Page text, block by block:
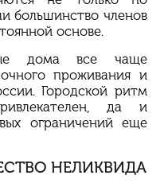
большинство членов
основе.
дома все чаще
проживания и
Городской ритм
да и
ограничений еще
НЕЛИКВИДА